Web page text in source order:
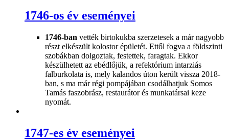
1746-os év eseményei
1746-ban vették birtokukba szerzetesek a már nagyobb
részt elkészült kolostor épületét. Ettől fogva a földszinti
szobákban dolgoztak, festettek, faragtak. Ekkor
készülhetett az ebédlőjük, a refektórium intarziás
falburkolata is, mely kalandos úton került vissza 2018-
ban, s ma már régi pompájában csodálhatjuk Somos
Tamás faszobrász, restaurátor és munkatársai keze
nyomát.
1747-es év eseményei